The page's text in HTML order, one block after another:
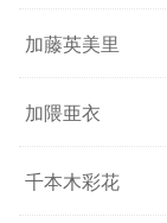
加藤英美里
加隈亜衣
千本木彩花